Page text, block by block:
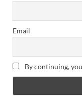
Email
By continuing,